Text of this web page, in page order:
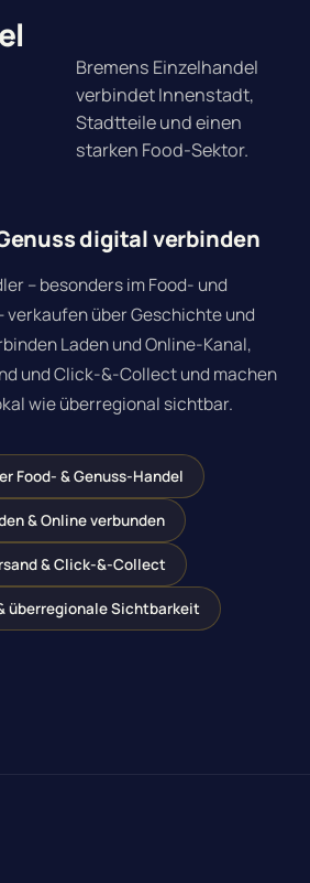
Bremens Einzelhandel
verbindet Innenstadt,
Stadtteile und einen
starken Food-Sektor.
digital verbinden
– besonders im Food- und
verkaufen über Geschichte und
Laden und Online-Kanal,
und Click-&-Collect und machen
wie überregional sichtbar.
Food- & Genuss-Handel
& Online verbunden
& Click-&-Collect
überregionale Sichtbarkeit